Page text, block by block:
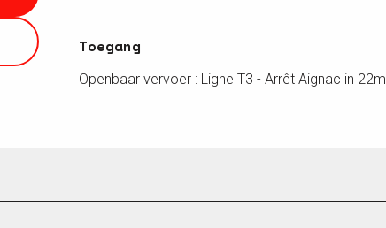
Toegang
Toegang
Openbaar vervoer : Ligne T3 - Arrêt Aignac in 22m